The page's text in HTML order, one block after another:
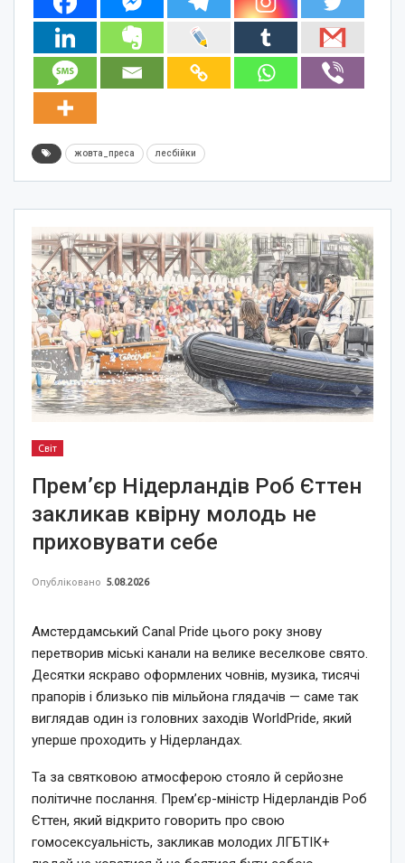
жовта_преса лесбійки
Світ
Прем’єр Нідерландів Роб Єттен
закликав квірну молодь не
приховувати себе
Опубліковано 5.08.2026
Амстердамський Canal Pride цього року знову
перетворив міські канали на велике веселкове свято.
Десятки яскраво оформлених човнів, музика, тисячі
прапорів і близько пів мільйона глядачів — саме так
виглядав один із головних заходів WorldPride, який
уперше проходить у Нідерландах.
Та за святковою атмосферою стояло й серйозне
політичне послання. Прем’єр-міністр Нідерландів Роб
Єттен, який відкрито говорить про свою
гомосексуальність, закликав молодих ЛГБТІК+